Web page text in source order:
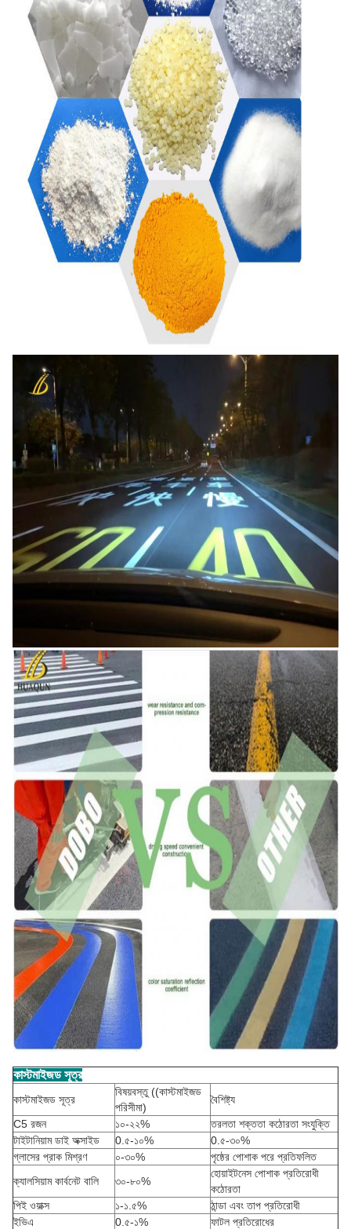
কাস্টমাইজড সূত্র
কাস্টমাইজড সূত্র
বিষয়বস্তু ((কাস্টমাইজড
পরিসীমা)
বৈশিষ্ট্য
C5 রজন
১০-২২%
তরলতা শক্ততা কঠোরতা সংযুক্তি
টাইটানিয়াম ডাই অক্সাইড
0.৫-১০%
0.৫-৩০%
গ্লাসের প্রাক মিশ্রণ
০-৩০%
পৃষ্ঠের পোশাক পরে প্রতিফলিত
ক্যালসিয়াম কার্বনেট বালি
৩০-৮০%
হোয়াইটনেস পোশাক প্রতিরোধী
কঠোরতা
পিই ওয়াক্স
১-১.৫%
ঠান্ডা এবং তাপ প্রতিরোধী
ইভিএ
0.৫-১%
ফাটল প্রতিরোধের